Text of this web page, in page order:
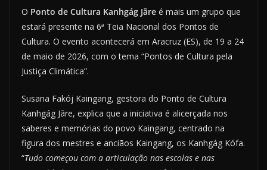
O Ponto de Cultura Kanhgág Jãre é mais um grupo que
estará presente na 6ª Teia Nacional dos Pontos de
Cultura. O evento acontecerá em Aracruz (ES), de 19 a 24
de maio de 2026, com o tema “Pontos de Cultura pela
Justiça Climática”.
Susana Fakój Kaingang, gestora do Ponto de Cultura
Kanhgág Jãre, explica que a iniciativa é alicerçada nos
saberes e memórias do povo Kaingang, centrado na
figura dos mestres e anciãos Kaingang, os Kanhgág Kófa.
“Tudo começou com a articulação nas escolas e nas